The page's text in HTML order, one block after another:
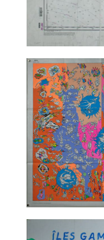
TALC02-12 –
TALC02-13 –